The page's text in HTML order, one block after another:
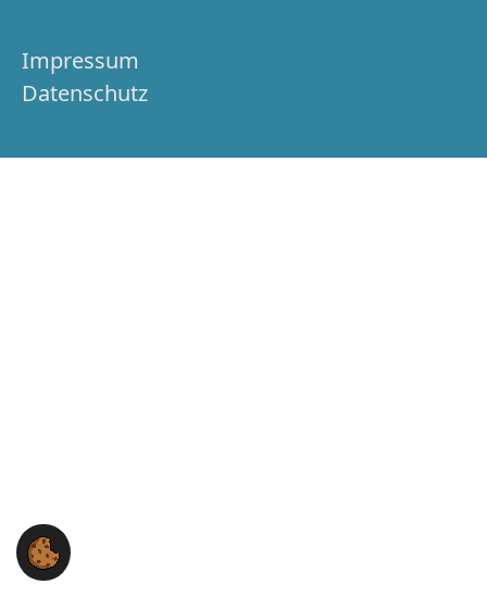
Impressum
Datenschutz